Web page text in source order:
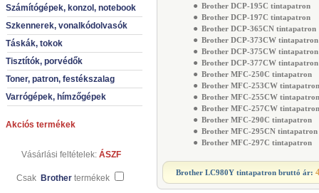
Számítógépek, konzol, notebook
Szkennerek, vonalkódolvasók
Táskák, tokok
Tisztítók, porvédők
Toner, patron, festékszalag
Varrógépek, hímzőgépek
Akciós termékek
Vásárlási feltételek: ÁSZF
Csak Brother termékek
● Brother DCP-195C tintapatron
● Brother DCP-197C tintapatron
● Brother DCP-365CN tintapatron
● Brother DCP-373CW tintapatron
● Brother DCP-375CW tintapatron
● Brother DCP-377CW tintapatron
● Brother MFC-250C tintapatron
● Brother MFC-253CW tintapatron
● Brother MFC-255CW tintapatron
● Brother MFC-257CW tintapatron
● Brother MFC-290C tintapatron
● Brother MFC-295CN tintapatron
● Brother MFC-297C tintapatron
Brother LC980Y tintapatron bruttó ár: